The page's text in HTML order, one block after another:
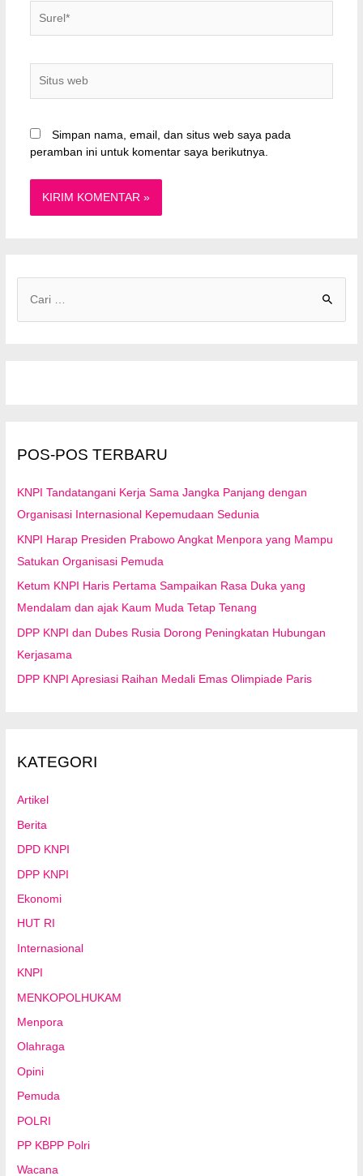
web
Simpan nama, email, dan situs web saya pada
peramban ini untuk komentar saya berikutnya.
kPOS-POS TERBARU
KNPI Tandatangani Kerja Sama Jangka Panjang dengan
Organisasi Internasional Kepemudaan Sedunia
KNPI Harap Presiden Prabowo Angkat Menpora yang Mampu
Satukan Organisasi Pemuda
Ketum KNPI Haris Pertama Sampaikan Rasa Duka yang
Mendalam dan ajak Kaum Muda Tetap Tenang
DPP KNPI dan Dubes Rusia Dorong Peningkatan Hubungan
Kerjasama
DPP KNPI Apresiasi Raihan Medali Emas Olimpiade Paris
KATEGORI
Artikel
Berita
DPD KNPI
DPP KNPI
Ekonomi
HUT RI
Internasional
KNPI
MENKOPOLHUKAM
Menpora
Olahraga
Opini
Pemuda
POLRI
PP KBPP Polri
Wacana